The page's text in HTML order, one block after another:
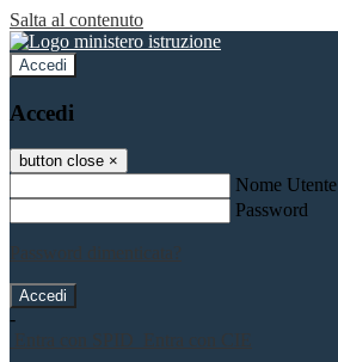
Salta al contenuto
Accedi
Accedi
button close ×
Nome Utente
Password
Password dimenticata?
-
Entra con SPID
Entra con CIE